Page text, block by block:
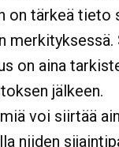
on tärkeä tieto
merkityksessä.
on aina
jälkeen.
voi siirtää
niiden